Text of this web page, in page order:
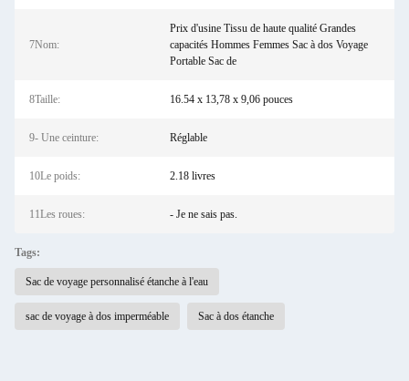
7Nom:
Prix d'usine Tissu de haute qualité Grandes
capacités Hommes Femmes Sac à dos Voyage
Portable Sac de
8Taille: 16.54 x 13,78 x 9,06 pouces
9- Une ceinture: Réglable
10Le poids: 2.18 livres
11Les roues: - Je ne sais pas.
Tags:
Sac de voyage personnalisé étanche à l'eau
sac de voyage à dos imperméable Sac à dos étanche